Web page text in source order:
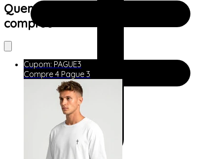
Quem viu este produto também
comprou